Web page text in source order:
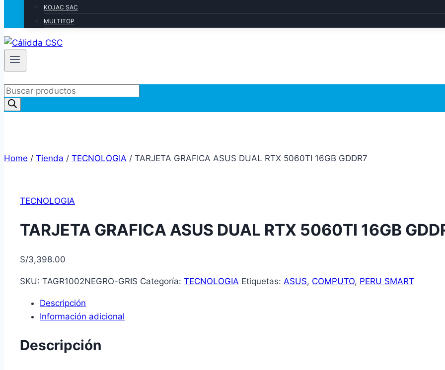
KOJAC SAC
MULTITOP
Products
search
Home / Tienda / TECNOLOGIA / TARJETA GRAFICA ASUS DUAL RTX 5060TI 16GB GDDR7
TECNOLOGIA
TARJETA GRAFICA ASUS DUAL RTX 5060TI 16GB
S/3,398.00
SKU: TAGR1002NEGRO-GRIS Categoría: TECNOLOGIA Etiquetas: ASUS, COMPUTO, PERU SMART
Descripción
Información adicional
Descripción